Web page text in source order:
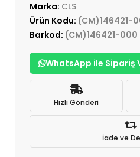
Marka: CLS
Ürün Kodu: (CM)146421-
Barkod: (CM)146421-000
WhatsApp ile Sipariş
Hızlı Gönderi
İade ve